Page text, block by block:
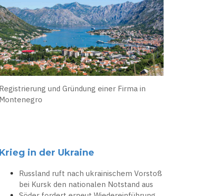
Registrierung und Gründung einer Firma in
Montenegro
Krieg in der Ukraine
Russland ruft nach ukrainischem Vorstoß
bei Kursk den nationalen Notstand aus